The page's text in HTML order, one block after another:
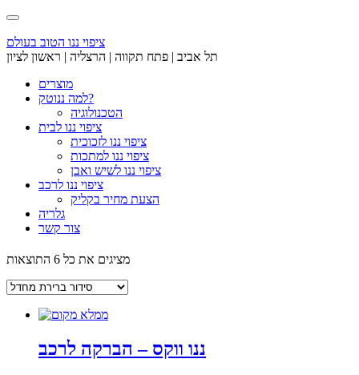
Skip
content
ציפוי ננו הטוב בעולם
תל אביב | פתח תקווה | הרצליה | ראשון לציון
מוצרים
למה ננוטק?
הטכנולוגיה
ציפוי ננו לבית
ציפוי ננו לזכוכית
ציפוי ננו למתכות
ציפוי ננו לשיש ואבן
ציפוי ננו לרכב
הצעת מחיר בקליק
גלריה
צור קשר
מציגים את כל ⁦6⁩ התוצאות
ננו ווקס – הברקה לרכב